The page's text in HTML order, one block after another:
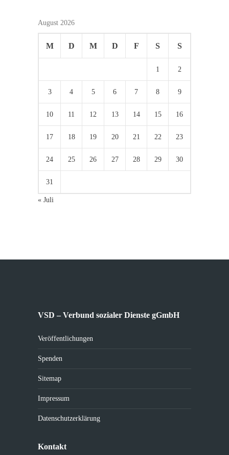
August 2026
M D M D F S S
1 2
3 4 5 6 7 8 9
10 11 12 13 14 15 16
17 18 19 20 21 22 23
24 25 26 27 28 29 30
31
« Juli
VSD – Verbund sozialer Dienste gGmbH
Veröffentlichungen
Spenden
Sitemap
Impressum
Datenschutzerklärung
Kontakt